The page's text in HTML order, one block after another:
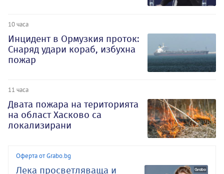
10 часа
Инцидент в Ормузкия проток:
Снаряд удари кораб, избухна
пожар
11 часа
Двата пожара на територията
на област Хасково са
локализирани
Оферта от Grabo.bg
Лека просветляваща и